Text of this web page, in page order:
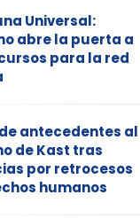
Universal:
abre la puerta a
para la red
antecedentes al
de Kast tras
por retrocesos
humanos